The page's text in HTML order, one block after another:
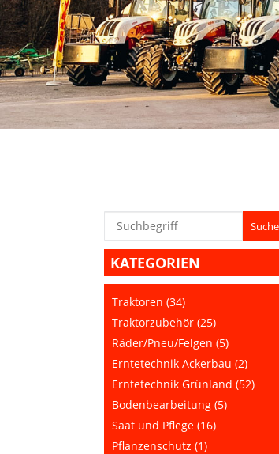
KATEGORIEN
Traktoren (34)
Traktorzubehör (25)
Räder/Pneu/Felgen (5)
Erntetechnik Ackerbau (2)
Erntetechnik Grünland (52)
Bodenbearbeitung (5)
Saat und Pflege (16)
Pflanzenschutz (1)